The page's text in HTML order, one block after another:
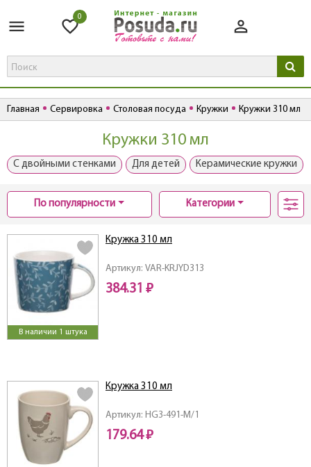
0
Главная Сервировка Столовая посуда Кружки Кружки 310 мл
Кружки 310 мл
С двойными стенками Для детей Керамические кружки
По популярности Категории
В наличии 1 штука
Артикул: VAR-KRJYD313
Кружка 310 мл
384.31 ₽
Артикул: HG3-491-M/1
Кружка 310 мл
179.64 ₽